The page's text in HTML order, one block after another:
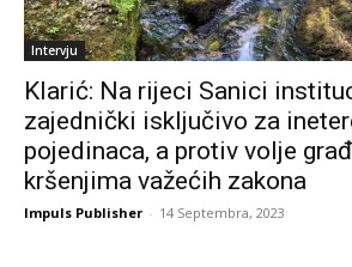
Intervju
Klarić: Na rijeci Sanici
zajednički isključivo za
pojedinaca, a protiv volje
kršenjima važećih zakona
Impuls Publisher - 14 Septembra, 2023